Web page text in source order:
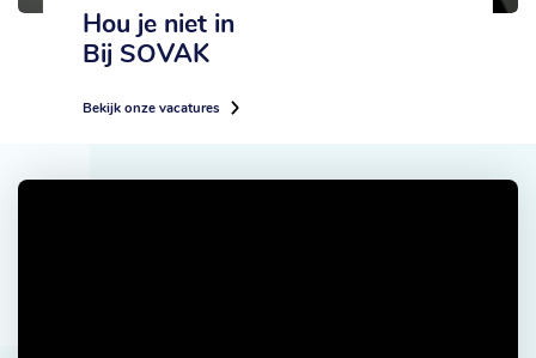
Hou je niet in
Bij SOVAK
Bekijk onze vacatures